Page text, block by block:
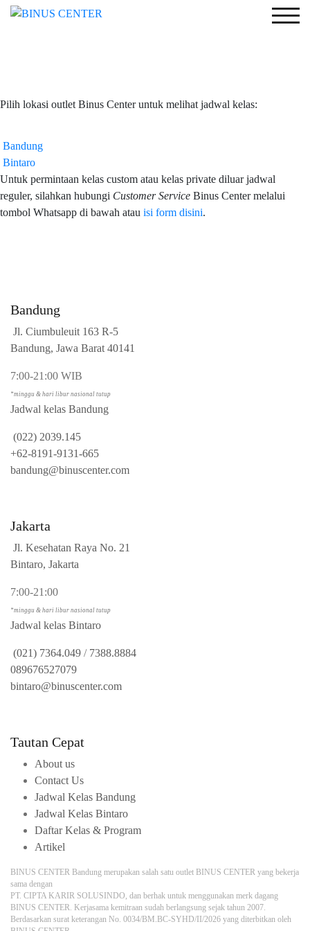
Pilih lokasi outlet Binus Center untuk melihat jadwal kelas:
Bandung
Bintaro
Untuk permintaan kelas custom atau kelas private diluar jadwal
reguler, silahkan hubungi Customer Service Binus Center melalui
tombol Whatsapp di bawah atau isi form disini.
Bandung
Jl. Ciumbuleuit 163 R-5
Bandung, Jawa Barat 40141
7:00-21:00 WIB
*minggu & hari libur nasional tutup
Jadwal kelas Bandung
(022) 2039.145
+62-8191-9131-665
bandung@binuscenter.com
Jakarta
Jl. Kesehatan Raya No. 21
Bintaro, Jakarta
7:00-21:00
*minggu & hari libur nasional tutup
Jadwal kelas Bintaro
(021) 7364.049 / 7388.8884
089676527079
bintaro@binuscenter.com
Tautan Cepat
About us
Contact Us
Jadwal Kelas Bandung
Jadwal Kelas Bintaro
Daftar Kelas & Program
Artikel
BINUS CENTER Bandung merupakan salah satu outlet BINUS CENTER yang bekerja
sama dengan
PT. CIPTA KARIR SOLUSINDO, dan berhak untuk menggunakan merk dagang
BINUS CENTER. Kerjasama kemitraan sudah berlangsung sejak tahun 2007.
Berdasarkan surat keterangan No. 0034/BM.BC-SYHD/II/2026 yang diterbitkan oleh